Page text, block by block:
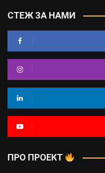
СТЕЖ ЗА НАМИ
ПРО ПРОЕКТ